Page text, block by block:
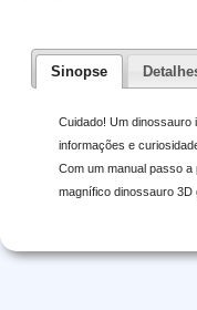
Sinopse
Cuidado! Um dinossauro
informações e
Com um manual passo
magnífico dinossauro 3D